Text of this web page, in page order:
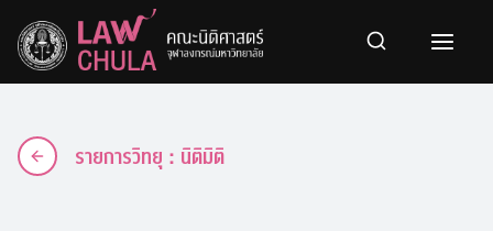
content
รายการวิทยุ : นิติมิติ